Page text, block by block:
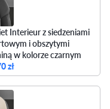
Interieur z siedzeniami
i obszytymi
w kolorze czarnym
zł